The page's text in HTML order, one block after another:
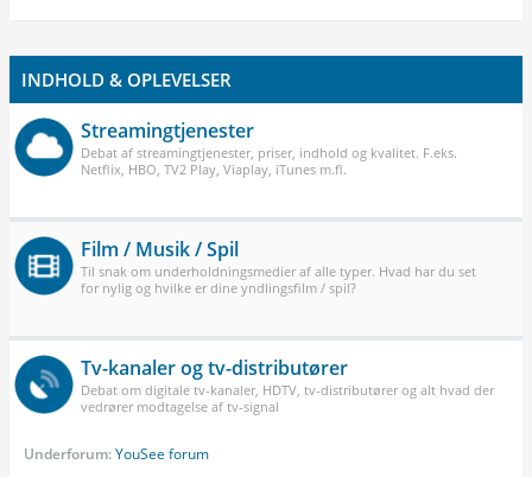
INDHOLD & OPLEVELSER
Streamingtjenester
Debat af streamingtjenester, priser, indhold og kvalitet. F.eks.
Netflix, HBO, TV2 Play, Viaplay, iTunes m.fl.
Film / Musik / Spil
Til snak om underholdningsmedier af alle typer. Hvad har du set
for nylig og hvilke er dine yndlingsfilm / spil?
Tv-kanaler og tv-distributører
Debat om digitale tv-kanaler, HDTV, tv-distributører og alt hvad der
vedrører modtagelse af tv-signal
Underforum:YouSee forum